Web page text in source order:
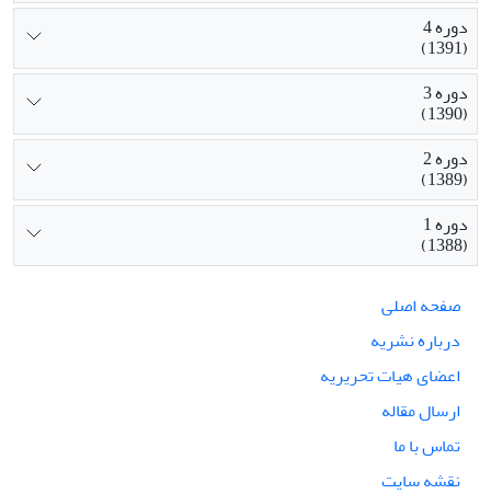
دوره 4
(1391)
دوره 3
(1390)
دوره 2
(1389)
دوره 1
(1388)
صفحه اصلی
درباره نشریه
اعضای هیات تحریریه
ارسال مقاله
تماس با ما
نقشه سایت